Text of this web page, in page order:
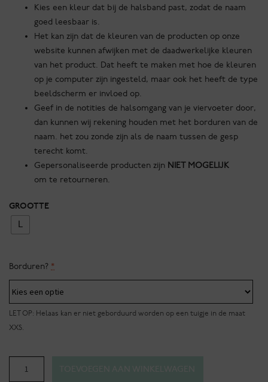
Kies een kleur dat bij de halsband past, zodat de naam
goed leesbaar is.
Het kan zijn dat de kleuren van de producten op onze
website kunnen afwijken met de daadwerkelijke kleuren
van het product. Dat heeft te maken met hoe de kleuren
op je computer zijn ingesteld, maar ook het heeft de type
beeldscherm er invloed op.
Geef in de notities de halsomgang van je viervoeter door,
dan kunnen wij rekening houden met het borduren van de
naam. het zou zonde zijn als de naam tussen de gesp
terecht komt.
Gepersonaliseerde producten zijn NIET MOGELIJK
om te retourneren.
GROOTTE
L
Borduren? *
LET OP: Helaas kan er niet geborduurd worden op een tuigje in de maat
XXS.